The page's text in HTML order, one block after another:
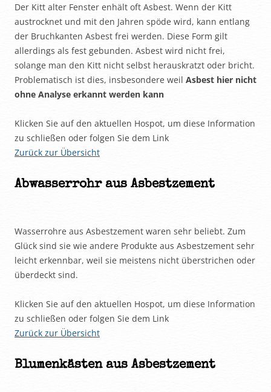
Der Kitt alter Fenster enhält oft Asbest. Wenn der Kitt
austrocknet und mit den Jahren spöde wird, kann entlang
der Bruchkanten Asbest frei werden. Diese Form gilt
allerdings als fest gebunden. Asbest wird nicht frei,
solange man den Kitt nicht selbst herauskratzt oder bricht.
Problematisch ist dies, insbesondere weil Asbest hier nicht
ohne Analyse erkannt werden kann
Klicken Sie auf den aktuellen Hospot, um diese Information
zu schließen oder folgen Sie dem Link
Zurück zur Übersicht
Abwasserrohr aus Asbestzement
Wasserrohre aus Asbestzement waren sehr beliebt. Zum
Glück sind sie wie andere Produkte aus Asbestzement sehr
leicht erkennbar, weil sie meistens nicht überstrichen oder
überdeckt sind.
Klicken Sie auf den aktuellen Hospot, um diese Information
zu schließen oder folgen Sie dem Link
Zurück zur Übersicht
Blumenkästen aus Asbestzement